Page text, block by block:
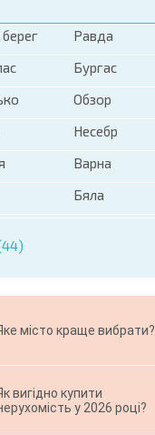
Равда
Бургас
Обзор
Несебр
Варна
Бяла
місто краще вибрати?
вигідно купити
у 2026 році?